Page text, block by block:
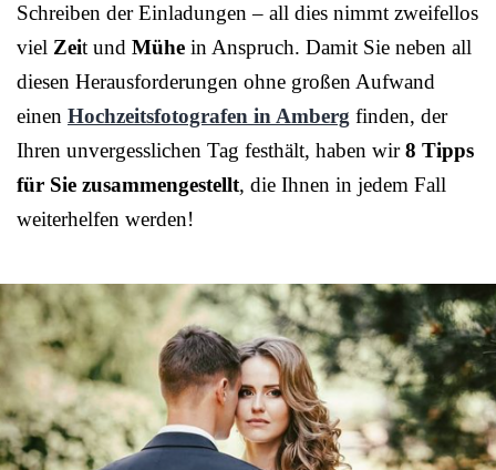
Schreiben der Einladungen – all dies nimmt zweifellos
viel Zeit und Mühe in Anspruch. Damit Sie neben all
diesen Herausforderungen ohne großen Aufwand
einen Hochzeitsfotografen in Amberg finden, der
Ihren unvergesslichen Tag festhält, haben wir8 Tipps
für Sie zusammengestellt, die Ihnen in jedem Fall
weiterhelfen werden!